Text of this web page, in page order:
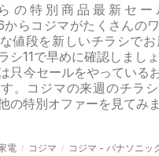
の特別商品最新セー
らコジマがたくさんの
値段を新しいチラシで
シ11で早めに確認しまし
只今セールをやっている
。コジマの来週のチラ
の特別オファーを見てみま
電 コジマ コジマ - パナソニッ